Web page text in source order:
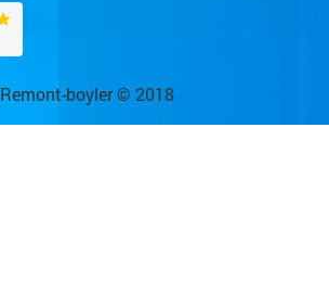
Remont-boyler © 2018